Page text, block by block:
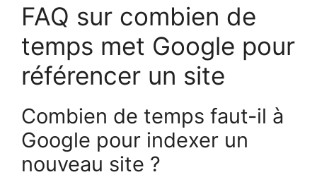
FAQ sur combien de
temps met Google pour
référencer un site
Combien de temps faut-il à
Google pour indexer un
nouveau site ?